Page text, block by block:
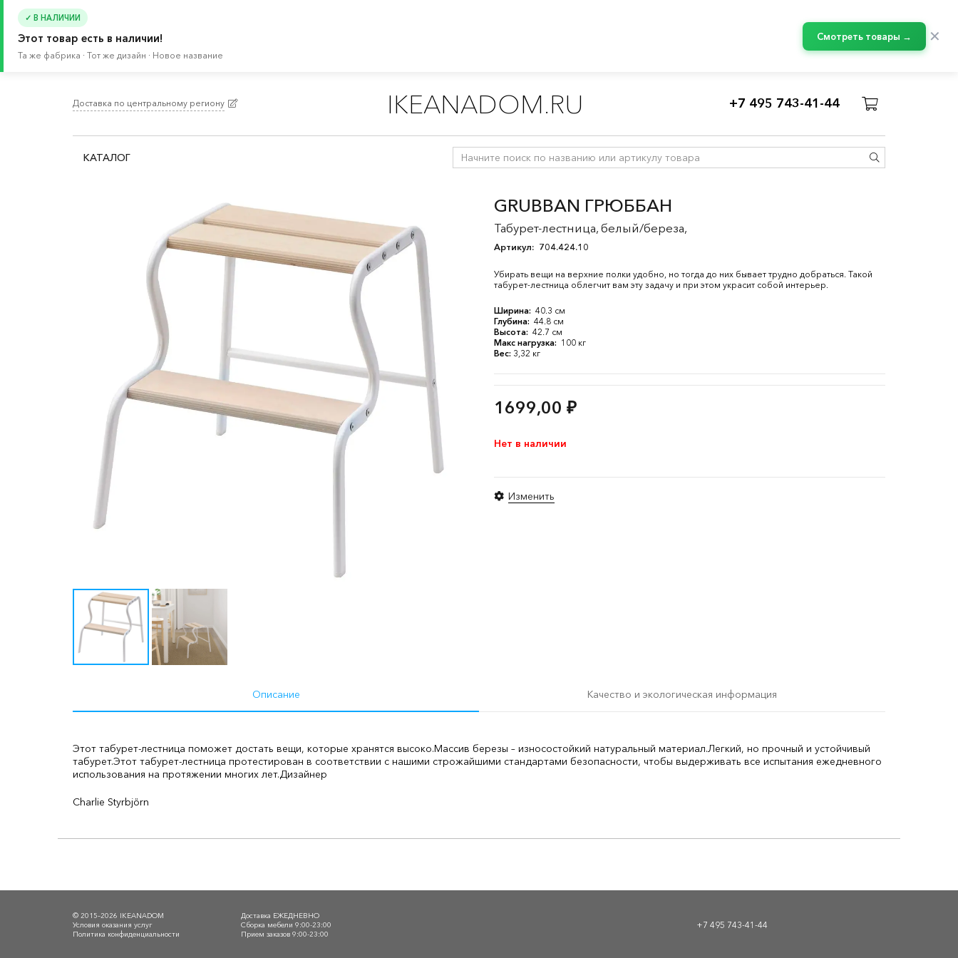
✓ В НАЛИЧИИ
Этот товар есть в наличии!
Та же фабрика · Тот же дизайн · Новое название
Смотреть товары → ✕
Доставка по центральному региону IKEANADOM.RU +7 495 743-41-44
КАТАЛОГ
GRUBBAN ГРЮББАН
Табурет-лестница, белый/береза,
Артикул: 704.424.10
Убирать вещи на верхние полки удобно, но тогда до них бывает трудно добраться. Такой
табурет-лестница облегчит вам эту задачу и при этом украсит собой интерьер.
Ширина: 40.3 см
Глубина: 44.8 см
Высота: 42.7 см
Макс нагрузка: 100 кг
Вес: 3,32 кг
1699,00 ₽
Нет в наличии
Изменить
Описание Качество и экологическая информация
Этот табурет-лестница поможет достать вещи, которые хранятся высоко.Массив березы – износостойкий натуральный материал.Легкий, но прочный и устойчивый
табурет.Этот табурет-лестница протестирован в соответствии с нашими строжайшими стандартами безопасности, чтобы выдерживать все испытания ежедневного
использования на протяжении многих лет.Дизайнер
Charlie Styrbjörn
© 2015–2026 IKEANADOM
Условия оказания услуг
Политика конфиденциальности
Доставка ЕЖЕДНЕВНО
Сборка мебели 9:00-23:00
Прием заказов 9:00-23:00
+7 495 743-41-44